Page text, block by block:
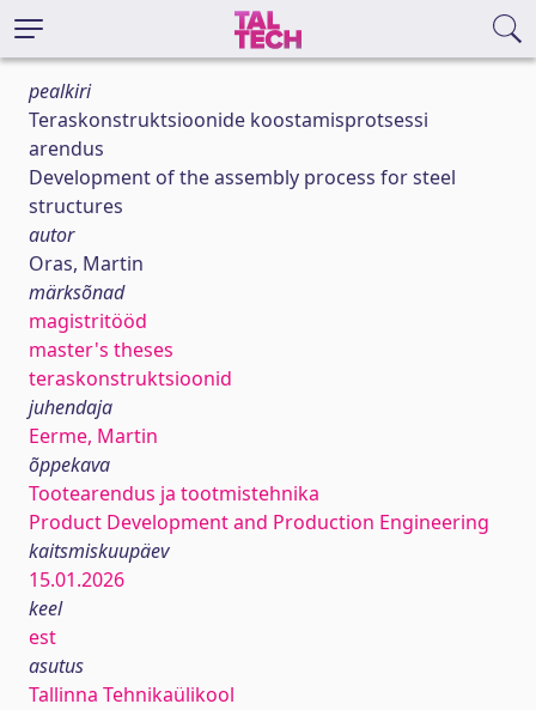
pealkiri
Teraskonstruktsioonide koostamisprotsessi
arendus
Development of the assembly process for steel
structures
autor
Oras, Martin
märksõnad
magistritööd
master's theses
teraskonstruktsioonid
juhendaja
Eerme, Martin
õppekava
Tootearendus ja tootmistehnika
Product Development and Production Engineering
kaitsmiskuupäev
15.01.2026
keel
est
asutus
Tallinna Tehnikaülikool